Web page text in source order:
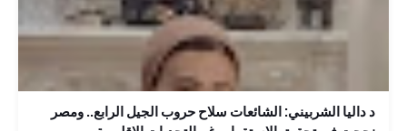
د داليا الشربيني: الشائعات سلاح حروب الجيل الرابع.. ومصر